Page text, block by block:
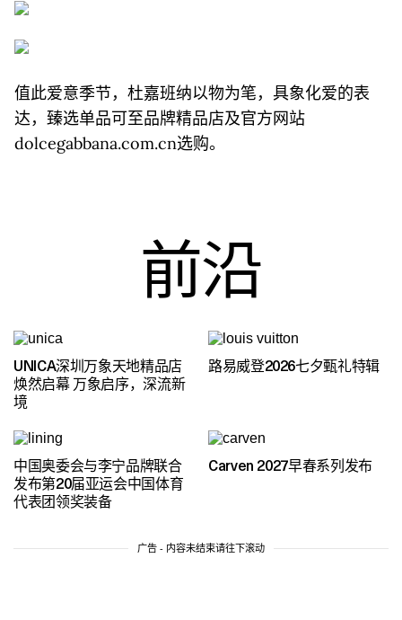
值此爱意季节，杜嘉班纳以物为笔，具象化爱的表
达，臻选单品可至品牌精品店及官方网站
dolcegabbana.com.cn选购。
前沿
UNICA深圳万象天地精品店
焕然启幕 万象启序，深流新
境
路易威登2026七夕甄礼特辑
中国奥委会与李宁品牌联合
发布第20届亚运会中国体育
代表团领奖装备
Carven 2027早春系列发布
广告 - 内容未结束请往下滚动